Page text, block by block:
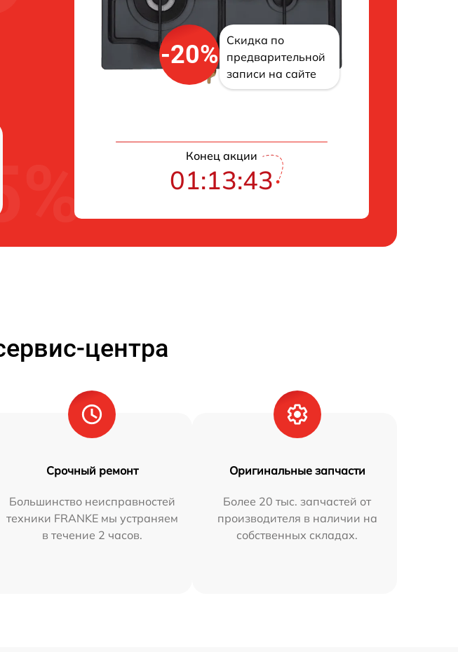
-20%
Скидка по
предварительной
записи на сайте
Конец акции
01:13:42
центра
Срочный ремонт
Большинство неисправностей
техники FRANKE мы устраняем
в течение 2 часов.
Оригинальные запчасти
Более 20 тыс. запчастей от
производителя в наличии на
собственных складах.